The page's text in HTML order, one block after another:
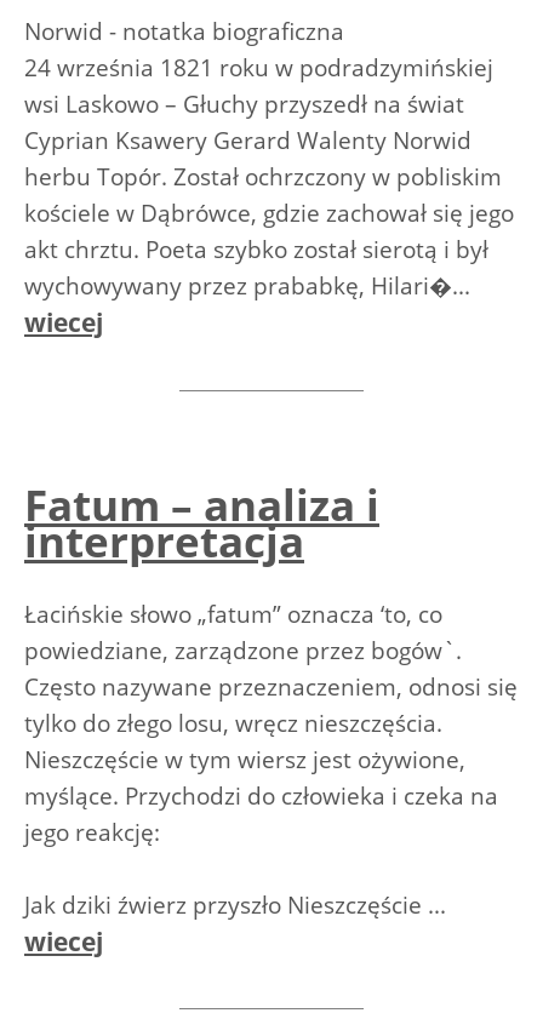
Norwid - notatka biograficzna
24 września 1821 roku w podradzymińskiej
wsi Laskowo – Głuchy przyszedł na świat
Cyprian Ksawery Gerard Walenty Norwid
herbu Topór. Został ochrzczony w pobliskim
kościele w Dąbrówce, gdzie zachował się jego
akt chrztu. Poeta szybko został sierotą i był
wychowywany przez prababkę, Hilari�...
wiecej
Fatum – analiza i
interpretacja
Łacińskie słowo „fatum” oznacza ‘to, co
powiedziane, zarządzone przez bogów`.
Często nazywane przeznaczeniem, odnosi się
tylko do złego losu, wręcz nieszczęścia.
Nieszczęście w tym wiersz jest ożywione,
myślące. Przychodzi do człowieka i czeka na
jego reakcję:
Jak dziki źwierz przyszło Nieszczęście ...
wiecej